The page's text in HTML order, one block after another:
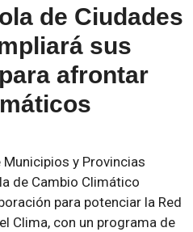
de Ciudades
sus
afrontar
Municipios y Provincias
de Cambio Climático
para potenciar la Red
Clima, con un programa de